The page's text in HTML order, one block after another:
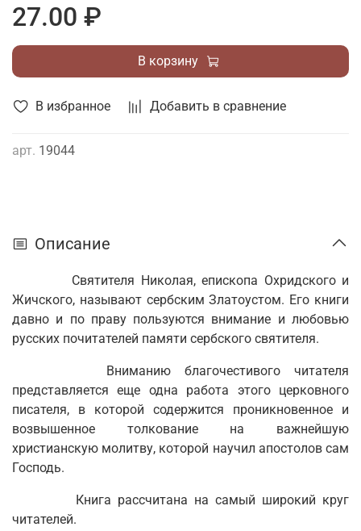
В избранное Добавить в сравнение
арт. 19044
27.00 ₽
В корзину
Описание
Святителя Николая, епископа Охридского и
Жичского, называют сербским Златоустом. Его книги
давно и по праву пользуются внимание и любовью
русских почитателей памяти сербского святителя.
Вниманию благочестивого читателя
представляется еще одна работа этого церковного
писателя, в которой содержится проникновенное и
возвышенное толкование на важнейшую
христианскую молитву, которой научил апостолов сам
Господь.
Книга рассчитана на самый широкий круг
читателей.